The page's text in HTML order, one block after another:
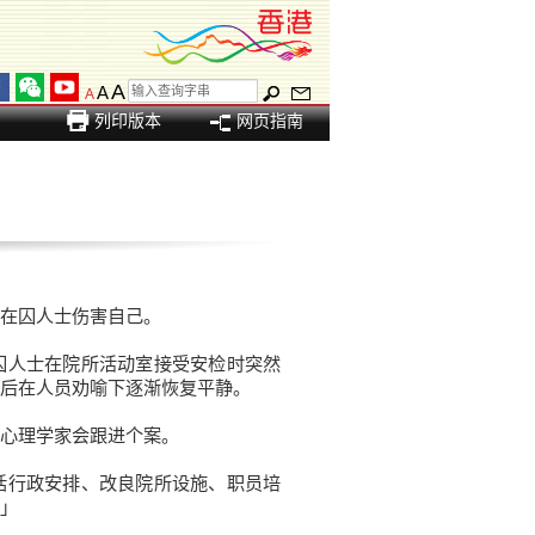
AAA
列印版本 网页指南
人士伤害自己。
士在院所活动室接受安检时突然
在人员劝喻下逐渐恢复平静。
学家会跟进个案。
政安排、改良院所设施、职员培